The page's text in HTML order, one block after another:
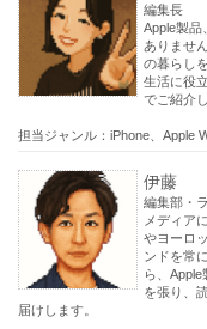
編集長
Apple製品
ありませ
の暮らし
生活に役
でご紹介
担当ジャンル：iPhone、Apple
伊藤
編集部・
メディア
やヨーロ
ンドを常
ら、
を張り、
届けします。